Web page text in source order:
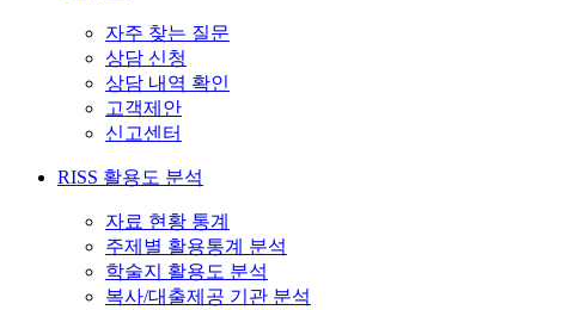
자주 찾는 질문
상담 신청
상담 내역 확인
고객제안
신고센터
RISS 활용도 분석
자료 현황 통계
주제별 활용통계 분석
학술지 활용도 분석
복사/대출제공 기관 분석